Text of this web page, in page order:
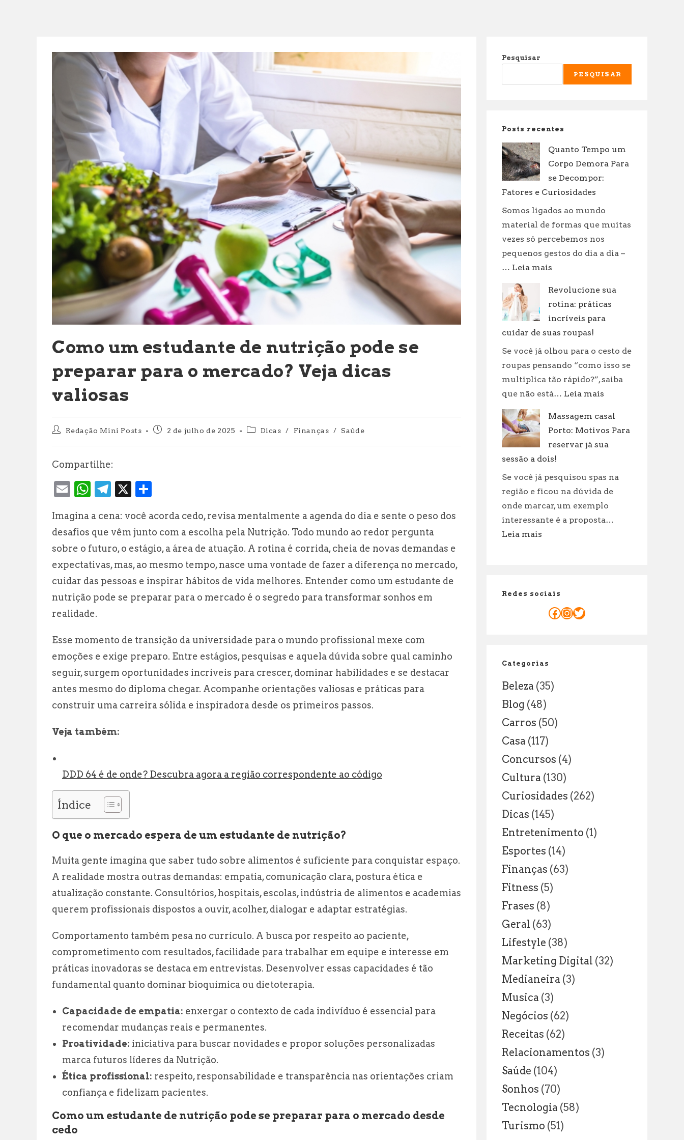
Como um estudante de nutrição pode se
preparar para o mercado? Veja dicas
valiosas
AutorRedação Mini Posts
Post2 de julho de 2025
Categoria
Dicas / Finanças / Saúde
Compartilhe:
E
ai
l
W
at
s
A
p
p
T
e
g
r
a
m
X
a
r
e
Imagina a cena: você acorda cedo, revisa mentalmente a agenda do dia e sente o peso dos
desafios que vêm junto com a escolha pela Nutrição. Todo mundo ao redor pergunta
sobre o futuro, o estágio, a área de atuação. A rotina é corrida, cheia de novas demandas e
expectativas, mas, ao mesmo tempo, nasce uma vontade de fazer a diferença no mercado,
cuidar das pessoas e inspirar hábitos de vida melhores. Entender como um estudante de
nutrição pode se preparar para o mercado é o segredo para transformar sonhos em
realidade.
Esse momento de transição da universidade para o mundo profissional mexe com
emoções e exige preparo. Entre estágios, pesquisas e aquela dúvida sobre qual caminho
seguir, surgem oportunidades incríveis para crescer, dominar habilidades e se destacar
antes mesmo do diploma chegar. Acompanhe orientações valiosas e práticas para
construir uma carreira sólida e inspiradora desde os primeiros passos.
Veja também:
DDD 64 é de onde? Descubra agora a região correspondente ao código
Índice
O que o mercado espera de um estudante de nutrição?
Muita gente imagina que saber tudo sobre alimentos é suficiente para conquistar espaço.
A realidade mostra outras demandas: empatia, comunicação clara, postura ética e
atualização constante. Consultórios, hospitais, escolas, indústria de alimentos e academias
querem profissionais dispostos a ouvir, acolher, dialogar e adaptar estratégias.
Comportamento também pesa no currículo. A busca por respeito ao paciente,
comprometimento com resultados, facilidade para trabalhar em equipe e interesse em
práticas inovadoras se destaca em entrevistas. Desenvolver essas capacidades é tão
fundamental quanto dominar bioquímica ou dietoterapia.
Capacidade de empatia: enxergar o contexto de cada indivíduo é essencial para
recomendar mudanças reais e permanentes.
Proatividade: iniciativa para buscar novidades e propor soluções personalizadas
marca futuros líderes da Nutrição.
Ética profissional: respeito, responsabilidade e transparência nas orientações criam
confiança e fidelizam pacientes.
Como um estudante de nutrição pode se preparar para o mercado desde
cedo
Pesquisar
PESQUISAR
Posts recentes
Quanto Tempo um
Corpo Demora Para
se Decompor:
Fatores e Curiosidades
Somos ligados ao mundo
material de formas que muitas
vezes só percebemos nos
pequenos gestos do dia a dia –
… Leia mais
Tempo
um
Corpo
Demora
se
Decompor:
Fatores
e
Revolucione sua
rotina: práticas
incríveis para
cuidar de suas roupas!
Se você já olhou para o cesto de
roupas pensando “como isso se
multiplica tão rápido?”, saiba
que não está… Leia mais
sua
rotina:
práticas
cuidar
de
suas
roupas!
Massagem casal
Porto: Motivos Para
reservar já sua
sessão a dois!
Se você já pesquisou spas na
região e ficou na dúvida de
onde marcar, um exemplo
interessante é a proposta…
Leia mais
Para
reservar
a
Redes sociais
Facebook
Instagram
Twitter
Categorias
Beleza (35)
Blog (48)
Carros (50)
Casa (117)
Concursos (4)
Cultura (130)
Curiosidades (262)
Dicas (145)
Entretenimento (1)
Esportes (14)
Finanças (63)
Fitness (5)
Frases (8)
Geral (63)
Lifestyle (38)
Marketing Digital (32)
Medianeira (3)
Musica (3)
Negócios (62)
Receitas (62)
Relacionamentos (3)
Saúde (104)
Sonhos (70)
Tecnologia (58)
Turismo (51)